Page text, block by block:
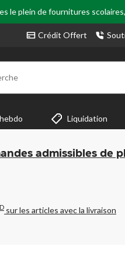
le plein de fournitures
Crédit Offert
Liquidation
admissibles de
sur les articles avec la livraison